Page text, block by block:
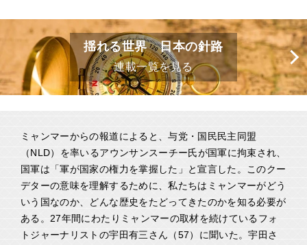
揺れる世界 日本の針路
連載一覧を見る
ミャンマーからの報道によると、与党・国民民主同盟
（NLD）を率いるアウンサンスーチー氏が国軍に拘束され、
国軍は「軍が国家の権力を掌握した」と宣言した。このクー
デターの意味を理解するために、私たちはミャンマーがどう
いう国なのか、どんな歴史をたどってきたのかを知る必要が
ある。27年間にわたりミャンマーの取材を続けているフォ
トジャーナリストの宇田有三さん（57）に聞いた。宇田さ